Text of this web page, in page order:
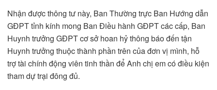
Nhận được thông tư này, Ban Thường trực Ban Hướng dẫn
GĐPT tỉnh kính mong Ban Điều hành GĐPT các cấp, Ban
Huynh trưởng GĐPT cơ sở hoan hỷ thông báo đến tận
Huynh trưởng thuộc thành phần trên của đơn vị mình, hỗ
trợ tài chính động viên tinh thần để Anh chị em có điều kiện
tham dự trại đông đủ.